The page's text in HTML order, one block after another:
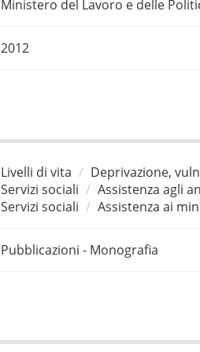
Ministero del Lavoro e delle
2012
Livelli di vita
Deprivazione,
Servizi sociali
Assistenza agli
Servizi sociali
Assistenza ai
Pubblicazioni - Monografia